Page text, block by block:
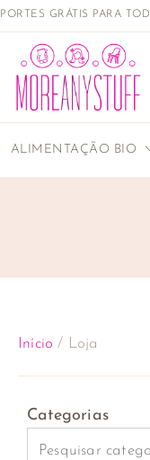
PORTES GRÁTIS PARA
ALIMENTAÇÃO BIO
Início / Loja
Categorias